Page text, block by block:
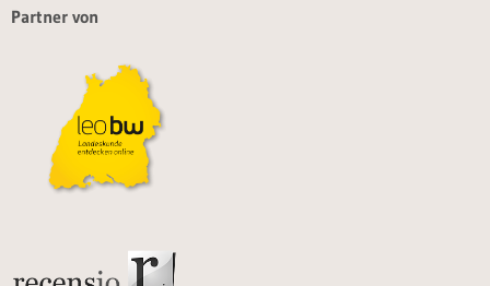
Partner von